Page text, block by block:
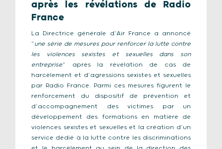
après les révélations de Radio
France
La Directrice générale d’Air France a annoncé
“une série de mesures pour renforcer la lutte contre
les violences sexistes et sexuelles dans son
entreprise” après la révélation de cas de
harcèlement et d’agressions sexistes et sexuelles
par Radio France. Parmi ces mesures figurent le
renforcement du dispositif de prévention et
d’accompagnement des victimes par un
développement des formations en matière de
violences sexistes et sexuelles et la création d’un
service dédié à la lutte contre les discriminations